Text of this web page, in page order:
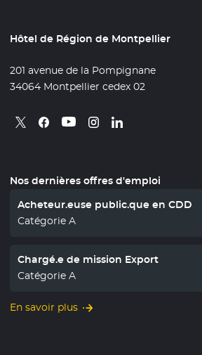
Hôtel de Région de Montpellier
201 avenue de la Pompignane
34064 Montpellier cedex 02
Retrouvez nous sur X
- Nouvelle fenêtre
Retrouvez nous sur Facebook
- Nouvelle fenêtre
Retrouvez nous sur Youtube
- Nouvelle fenêtre
Retrouvez nous sur
- Nouvelle fenêtre
Retrouvez nous
- Nouvelle
Nos dernières offres d'emploi
Acheteur.euse public.que en CDD
Catégorie A
Chargé.e de mission Export
Catégorie A
En savoir plus